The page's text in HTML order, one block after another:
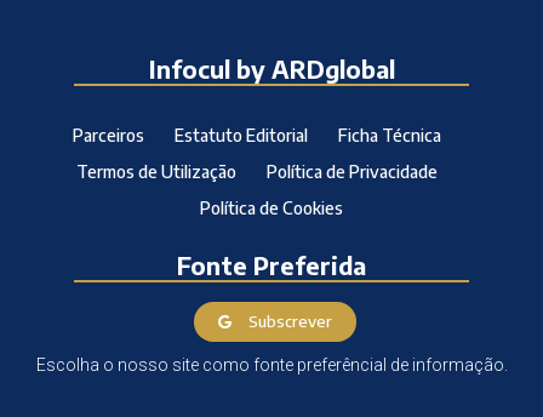
Infocul by ARDglobal
Parceiros Estatuto Editorial
Ficha Técnica
Termos de Utilização
Política de Privacidade
Política de Cookies
Fonte Preferida
Subscrever
Escolha o nosso site como fonte preferêncial de informação.